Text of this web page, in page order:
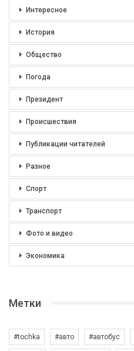
Интересное
История
Общество
Погода
Президент
Происшествия
Публикации читателей
Разное
Спорт
Транспорт
Фото и видео
Экономика
Метки
#tochka #авто #автобус